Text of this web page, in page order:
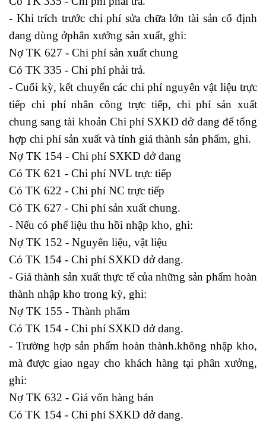
- Khi trích trước chi phí sửa chữa lớn tài sản cố định
đang dùng ởphân xưởng sản xuất, ghi:
Nợ TK 627 - Chi phí sản xuất chung
Có TK 335 - Chi phí phải trả.
- Cuối kỳ, kết chuyển các chi phí nguyên vật liệu trực
tiếp chi phí nhân công trực tiếp, chi phí sản xuất
chung sang tài khoản Chi phí SXKD dở dang để tổng
hợp chi phí sản xuất và tính giá thành sản phẩm, ghi.
Nợ TK 154 - Chi phí SXKD dở dang
Có TK 621 - Chi phí NVL trực tiếp
Có TK 622 - Chi phí NC trực tiếp
Có TK 627 - Chi phí sản xuất chung.
- Nếu có phế liệu thu hồi nhập kho, ghi:
Nợ TK 152 - Nguyên liệu, vật liệu
Có TK 154 - Chi phí SXKD dở dang.
- Giá thành sản xuất thực tế của những sản phẩm hoàn
thành nhập kho trong kỳ, ghi:
Nợ TK 155 - Thành phẩm
Có TK 154 - Chi phí SXKD dở dang.
- Trường hợp sản phẩm hoàn thành.không nhập kho,
mà được giao ngay cho khách hàng tại phân xưởng,
ghi:
Nợ TK 632 - Giá vốn hàng bán
Có TK 154 - Chi phí SXKD dở dang.